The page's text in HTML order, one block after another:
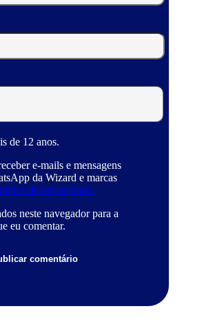
de 12 anos.
e-mails e mensagens
da Wizard e marcas
de privacidade.
neste navegador para a
eu comentar.